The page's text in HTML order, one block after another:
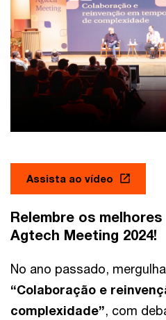
Assista ao vídeo
Relembre os
Agtech Meeting 2024!
No ano passado,
“Colaboração e
complexidade”, com